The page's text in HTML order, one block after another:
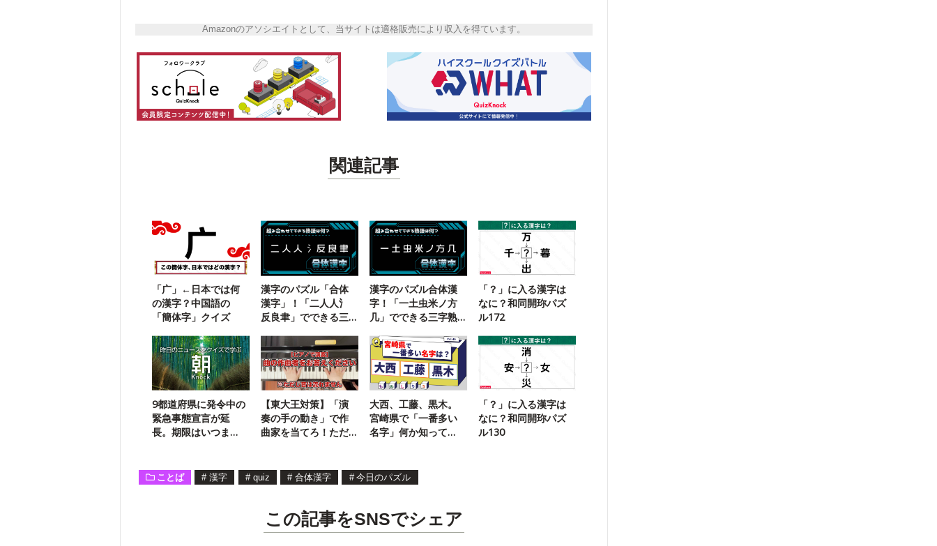
Amazonのアソシエイトとして、当サイトは適格販売により収入を得ています。
関連記事
「广」←日本では何
の漢字？中国語の
「簡体字」クイズ
漢字のパズル「合体
漢字」！「二人人氵
反良聿」でできる三
漢字のパズル合体漢
字！「一土虫米ノ方
几」でできる三字熟
「？」に入る漢字は
なに？和同開珎パズ
ル172
9都道府県に発令中の
緊急事態宣言が延
長。期限はいつま
【東大王対策】「演
奏の手の動き」で作
曲家を当てろ！ただ
大西、工藤、黒木。
宮崎県で「一番多い
名字」何か知って
「？」に入る漢字は
なに？和同開珎パズ
ル130
ことば # 漢字 # quiz # 合体漢字 # 今日のパズル
この記事をSNSでシェア